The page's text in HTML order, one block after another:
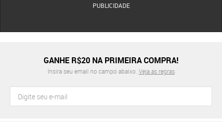
PUBLICIDADE
GANHE R$20 NA PRIMEIRA COMPRA!
Insira seu email no campo abaixo. Veja as regras